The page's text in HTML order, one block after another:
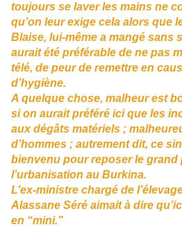
toujours se laver les mains ne
qu’on leur exige cela alors que
Blaise, lui-même a mangé sans
aurait été préférable de ne pas
télé, de peur de remettre en
d’hygiène.
A quelque chose, malheur est
si on aurait préféré ici que les
aux dégâts matériels ;
d’hommes ; autrement dit, ce
bienvenu pour reposer le grand
l’urbanisation au Burkina.
L’ex-ministre chargé de
Alassane Séré aimait à dire
en “mini.”